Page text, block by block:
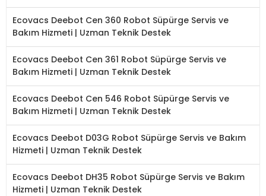
Ecovacs Deebot Cen 360 Robot Süpürge Servis ve
Bakım Hizmeti | Uzman Teknik Destek
Ecovacs Deebot Cen 361 Robot Süpürge Servis ve
Bakım Hizmeti | Uzman Teknik Destek
Ecovacs Deebot Cen 546 Robot Süpürge Servis ve
Bakım Hizmeti | Uzman Teknik Destek
Ecovacs Deebot D03G Robot Süpürge Servis ve Bakım
Hizmeti | Uzman Teknik Destek
Ecovacs Deebot DH35 Robot Süpürge Servis ve Bakım
Hizmeti | Uzman Teknik Destek